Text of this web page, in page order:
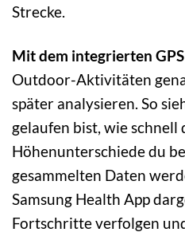
Strecke.
Mit dem integrierten GPS
Outdoor-Aktivitäten
später analysieren. So
gelaufen bist, wie
Höhenunterschiede du
gesammelten Daten
Samsung Health App
Fortschritte verfolgen